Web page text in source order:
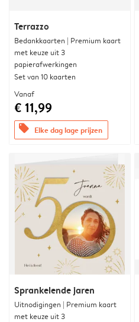
Terrazzo
Bedankkaarten | Premium kaart
met keuze uit 3
papierafwerkingen
Set van 10 kaarten
Vanaf
€ 11,99
offers Elke dag lage prijzen
Sprankelende jaren
Uitnodigingen | Premium kaart
met keuze uit 3